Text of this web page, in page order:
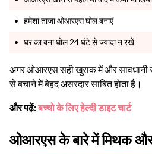
हमेशा ताजा ओआरएस घोल बनाएं
घर का बना घोल 24 घंटे से ज्यादा न रखें
अगर ओआरएस सही खुराक में और सावधानी से
से बचाने में बेहद असरदार साबित होता है।
और पढ़ें:बच्चो के लिए हेल्दी डाइट चार्ट
ओआरएस के बारे में मिथक और